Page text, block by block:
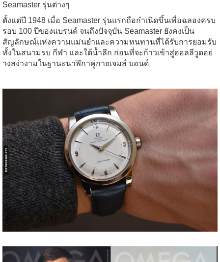
Seamaster รุ่นต่างๆ
ตั้งแต่ปี 1948 เมื่อ Seamaster รุ่นแรกถือกำเนิดขึ้นเพื่อฉลองครบ
รอบ 100 ปีของแบรนด์ จนถึงปัจจุบัน Seamaster ยังคงเป็น
สัญลักษณ์แห่งความแม่นยำและความทนทานที่ได้รับการยอมรับ
ทั้งในสนามรบ กีฬา และใต้น้ำลึก ก่อนที่จะก้าวเข้าสู่ฮอลลีวูดอย่
างสง่างามในฐานะนาฬิกาคู่กายเจมส์ บอนด์